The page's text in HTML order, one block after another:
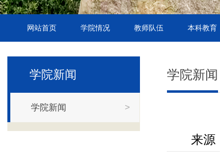
网站首页 学院情况 教师队伍 本科教育
学院新闻
学院新闻 >
学院新闻
来